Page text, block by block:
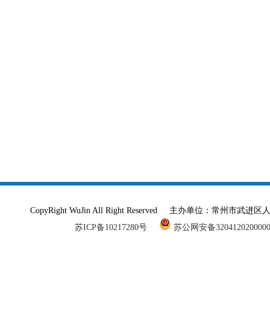
CopyRight WuJin All Right Reserved 主办单位：常州市武进
苏ICP备10217280号
苏公网安备